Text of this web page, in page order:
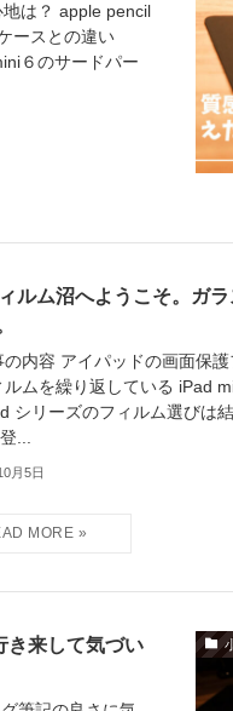
は？ apple pencil
ースとの違い
６のサードパー
ルム沼へようこそ。ガ
の内容 アイパッドの画面保
ルムを繰り返している iPad
シリーズのフィルム選びは
...
月5日
き来して気づい